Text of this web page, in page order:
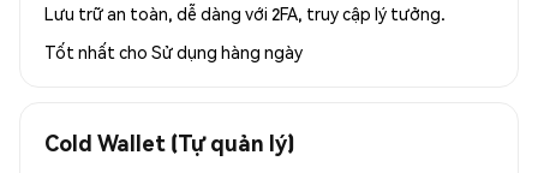
Lưu trữ an toàn, dễ dàng với 2FA, truy cập lý tưởng.
Tốt nhất cho Sử dụng hàng ngày
Cold Wallet (Tự quản lý)